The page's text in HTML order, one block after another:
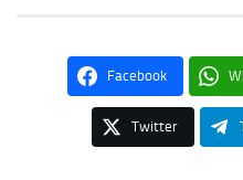
Facebook
Twitter